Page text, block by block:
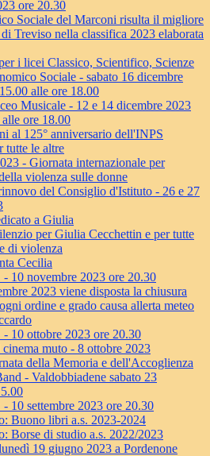
ore 20.30
Sociale del Marconi risulta il migliore
Treviso nella classifica 2023 elaborata
i licei Classico, Scientifico, Scienze
Sociale - sabato 16 dicembre
alle ore 18.00
Musicale - 12 e 14 dicembre 2023
ore 18.00
al 125° anniversario dell'INPS
tutte le altre
- Giornata internazionale per
violenza sulle donne
del Consiglio d'Istituto - 26 e 27
a Giulia
per Giulia Cecchettin e per tutte
di violenza
Cecilia
10 novembre 2023 ore 20.30
2023 viene disposta la chiusura
ordine e grado causa allerta meteo
10 ottobre 2023 ore 20.30
muto - 8 ottobre 2023
della Memoria e dell'Accoglienza
- Valdobbiadene sabato 23
10 settembre 2023 ore 20.30
Buono libri a.s. 2023-2024
Borse di studio a.s. 2022/2023
19 giugno 2023 a Pordenone